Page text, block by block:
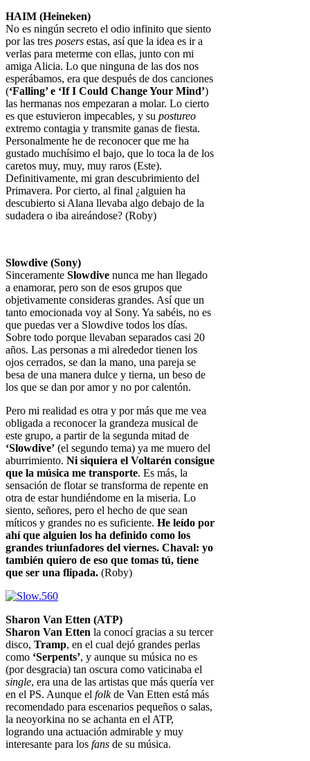
HAIM (Heineken)
No es ningún secreto el odio infinito que siento
por las tres posers estas, así que la idea es ir a
verlas para meterme con ellas, junto con mi
amiga Alicia. Lo que ninguna de las dos nos
esperábamos, era que después de dos canciones
(‘Falling’ e ‘If I Could Change Your Mind’)
las hermanas nos empezaran a molar. Lo cierto
es que estuvieron impecables, y su postureo
extremo contagia y transmite ganas de fiesta.
Personalmente he de reconocer que me ha
gustado muchísimo el bajo, que lo toca la de los
caretos muy, muy, muy raros (Este).
Definitivamente, mi gran descubrimiento del
Primavera. Por cierto, al final ¿alguien ha
descubierto si Alana llevaba algo debajo de la
sudadera o iba aireándose? (Roby)
Slowdive (Sony)
Sinceramente Slowdive nunca me han llegado
a enamorar, pero son de esos grupos que
objetivamente consideras grandes. Así que un
tanto emocionada voy al Sony. Ya sabéis, no es
que puedas ver a Slowdive todos los días.
Sobre todo porque llevaban separados casi 20
años. Las personas a mi alrededor tienen los
ojos cerrados, se dan la mano, una pareja se
besa de una manera dulce y tierna, un beso de
los que se dan por amor y no por calentón.
Pero mi realidad es otra y por más que me vea
obligada a reconocer la grandeza musical de
este grupo, a partir de la segunda mitad de
‘Slowdive’ (el segundo tema) ya me muero del
aburrimiento. Ni siquiera el Voltarén consigue
que la música me transporte. Es más, la
sensación de flotar se transforma de repente en
otra de estar hundiéndome en la miseria. Lo
siento, señores, pero el hecho de que sean
míticos y grandes no es suficiente. He leído por
ahí que alguien los ha definido como los
grandes triunfadores del viernes. Chaval: yo
también quiero de eso que tomas tú, tiene
que ser una flipada. (Roby)
Sharon Van Etten (ATP)
Sharon Van Etten la conocí gracias a su tercer
disco, Tramp, en el cual dejó grandes perlas
como ‘Serpents’, y aunque su música no es
(por desgracia) tan oscura como vaticinaba el
single, era una de las artistas que más quería ver
en el PS. Aunque el folkde Van Etten está más
recomendado para escenarios pequeños o salas,
la neoyorkina no se achanta en el ATP,
logrando una actuación admirable y muy
interesante para los fans de su música.